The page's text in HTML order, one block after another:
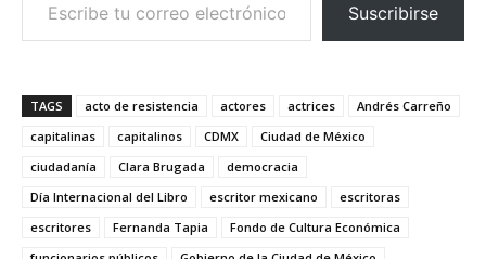
Suscribirse
TAGS acto de resistencia actores actrices
Andrés Carreño
capitalinas
capitalinos CDMX
Ciudad de México
ciudadanía
Clara Brugada
democracia
Día Internacional del Libro
escritor mexicano
escritoras
escritores
Fernanda Tapia
Fondo de Cultura Económica